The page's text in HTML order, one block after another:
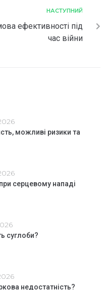
НАСТУПНИЙ
ефективності під
час війни
можливі ризики та
серцевому нападі
суглоби?
недостатність?